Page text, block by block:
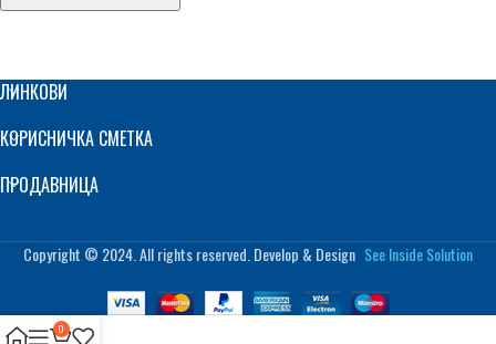
ЛИНКОВИ
КОРИСНИЧКА СМЕТКА
ПРОДАВНИЦА
Copyright © 2024. All rights reserved. Develop & Design See Inside Solution
0